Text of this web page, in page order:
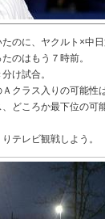
のに、ヤクルト×中日
のはもう７時前。
け試合。
クラス入りの可能性
どころか最下位の可
テレビ観戦しよう。